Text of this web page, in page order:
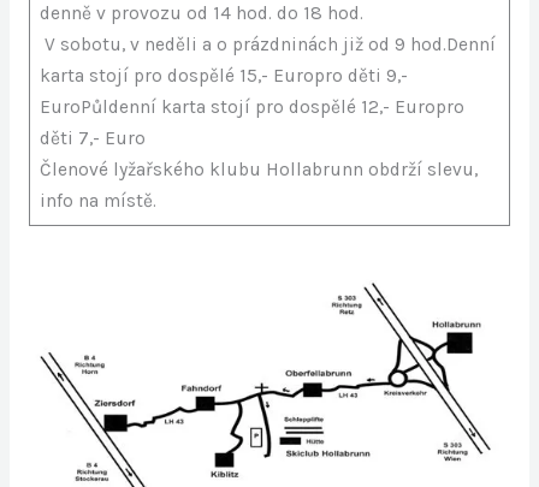
denně v provozu od 14 hod. do 18 hod.
V sobotu, v neděli a o prázdninách již od 9 hod.Denní
karta stojí pro dospělé 15,- Europro děti 9,-
EuroPůldenní karta stojí pro dospělé 12,- Europro
děti 7,- Euro
Členové lyžařského klubu Hollabrunn obdrží slevu,
info na místě.